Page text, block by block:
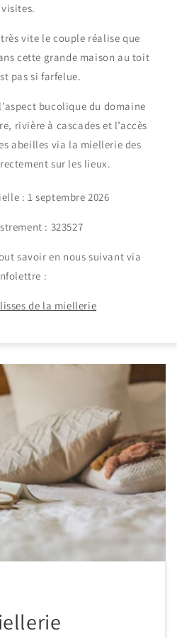
visites.
vite le couple réalise que
cette grande maison au toit
pas si farfelue.
bucolique du domaine
rivière à cascades et l’accès
abeilles via la miellerie des
sur les lieux.
: 1 septembre 2026
: 323527
savoir en nous suivant via
:
de la miellerie